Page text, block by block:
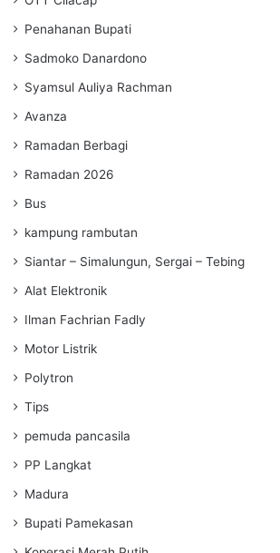
Penahanan Bupati
Sadmoko Danardono
Syamsul Auliya Rachman
Avanza
Ramadan Berbagi
Ramadan 2026
Bus
kampung rambutan
Siantar – Simalungun, Sergai – Tebing
Alat Elektronik
Ilman Fachrian Fadly
Motor Listrik
Polytron
Tips
pemuda pancasila
PP Langkat
Madura
Bupati Pamekasan